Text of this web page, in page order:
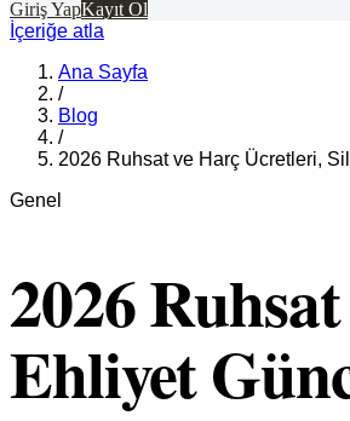
Giriş YapKayıt Ol
İçeriğe atla
Ana Sayfa
/
Blog
/
2026 Ruhsat ve Harç Ücretleri,
Genel
2026
Ehliyet